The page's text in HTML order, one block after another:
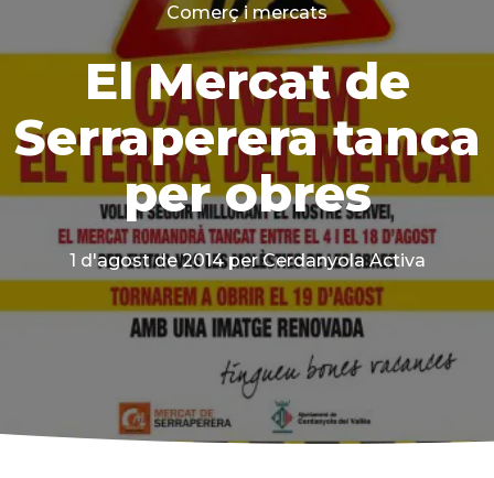
Categories
Comerç i mercats
El Mercat de
Serraperera tanca
per obres
1 d'agost de 2014 per Cerdanyola Activa